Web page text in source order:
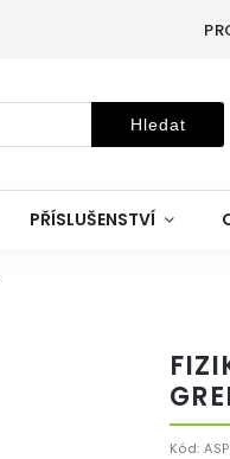
Hledat
PŘÍSLUŠENSTVÍ
Kód: